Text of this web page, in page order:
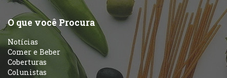
Pizzarias
Portuguesa
Self-service
Sobremesas e sorvetes
Variados
O que você Procura
Notícias
Comer e Beber
Coberturas
Colunistas